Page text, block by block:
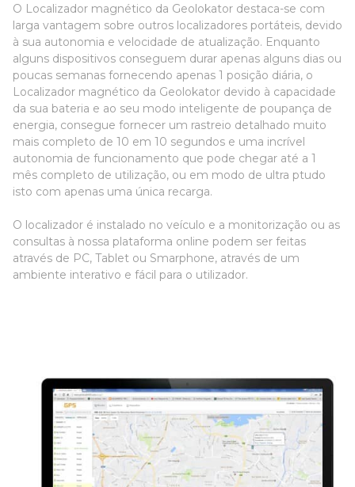
O Localizador magnético da Geolokator destaca-se com
larga vantagem sobre outros localizadores portáteis, devido
à sua autonomia e velocidade de atualização. Enquanto
alguns dispositivos conseguem durar apenas alguns dias ou
poucas semanas fornecendo apenas 1 posição diária, o
Localizador magnético da Geolokator devido à capacidade
da sua bateria e ao seu modo inteligente de poupança de
energia, consegue fornecer um rastreio detalhado muito
mais completo de 10 em 10 segundos e uma incrível
autonomia de funcionamento que pode chegar até a 1
mês completo de utilização, ou em modo de ultra ptudo
isto com apenas uma única recarga.
O localizador é instalado no veículo e a monitorização ou as
consultas à nossa plataforma online podem ser feitas
através de PC, Tablet ou Smarphone, através de um
ambiente interativo e fácil para o utilizador.